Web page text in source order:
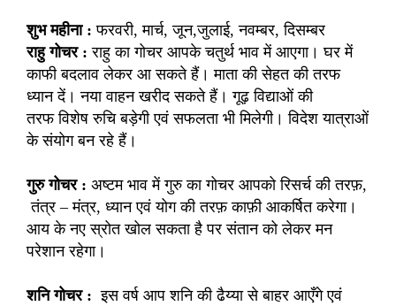
शुभ महीना :फरवरी, मार्च, जून,जुलाई, नवम्बर, दिसम्बर
राहु गोचर :राहु का गोचर आपके चतुर्थ भाव में आएगा। घर में
काफी बदलाव लेकर आ सकते हैं। माता की सेहत की तरफ
ध्यान दें। नया वाहन खरीद सकते हैं। गूढ़ विद्याओं की
तरफ विशेष रुचि बड़ेगी एवं सफलता भी मिलेगी। विदेश यात्राओं
के संयोग बन रहे हैं।
गुरु गोचर : अष्टम भाव में गुरु का गोचर आपको रिसर्च की तरफ़,
तंत्र – मंत्र, ध्यान एवं योग की तरफ़ काफ़ी आकर्षित करेगा।
आय के नए स्रोत खोल सकता है पर संतान को लेकर मन
परेशान रहेगा।
शनि गोचर :इस वर्ष आप शनि की ढैय्या से बाहर आएँगे एवं